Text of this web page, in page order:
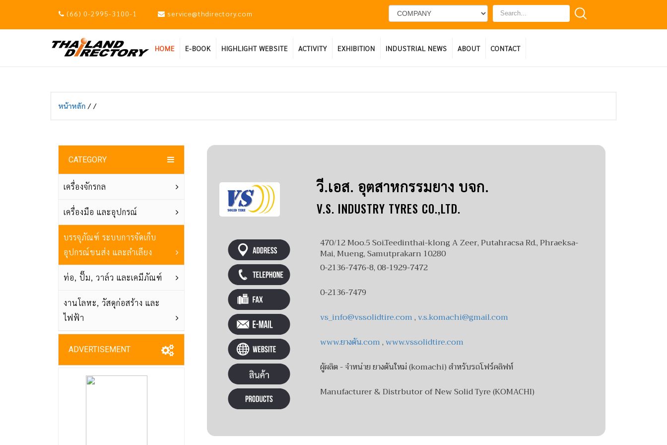
(66) 0-2995-3100-1 service@thdirectory.com
HOME E-BOOK HIGHLIGHT WEBSITE ACTIVITY EXHIBITION INDUSTRIAL NEWS ABOUT CONTACT
หน้าหลัก / /
CATEGORY
เครื่องจักรกล
เครื่องมือ และอุปกรณ์
บรรจุภัณฑ์ ระบบการจัดเก็บ
อุปกรณ์ขนส่ง และลำเลียง
ท่อ, ปั๊ม, วาล์ว และเคมีภัณฑ์
งานโลหะ, วัสดุก่อสร้าง และ
ไฟฟ้า
ADVERTISEMENT
วี.เอส. อุตสาหกรรมยาง บจก.
V.S. INDUSTRY TYRES CO.,LTD.
470/12 Moo.5 Soi.Teedinthai-klong A Zeer, Putahracsa Rd., Phraeksa-
Mai, Mueng, Samutprakarn 10280
0-2136-7476-8, 08-1929-7472
0-2136-7479
vs_info@vssolidtire.com,v.s.komachi@gmail.com
www.ยางตัน.com,www.vssolidtire.com
ผู้ผลิต - จำหน่าย ยางตันใหม่ (komachi) สำหรับรถโฟร์คลิฟท์
Manufacturer & Distrbutor of New Solid Tyre (KOMACHI)